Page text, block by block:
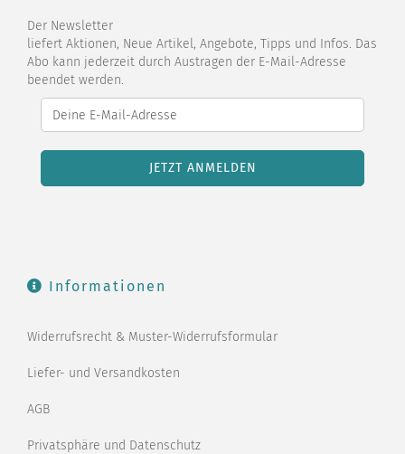
Der Newsletter
liefert Aktionen, Neue Artikel, Angebote, Tipps und Infos. Das
Abo kann jederzeit durch Austragen der E-Mail-Adresse
beendet werden.
Informationen
Widerrufsrecht & Muster-Widerrufsformular
Liefer- und Versandkosten
AGB
Privatsphäre und Datenschutz